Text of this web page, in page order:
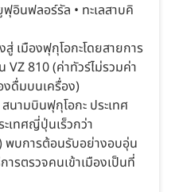
อินฟลอร์รัล • ทะเลสาบคิ
เมืองฟุกุโอกะโดยสายการ
VZ 810 (ค่าทัวร์ไม่รวมค่า
งดื่มบนเครื่อง)
นามบินฟุกุโอกะ ประเทศ
เทศญี่ปุ่นเร็วกว่า
พบการต้อนรับอย่างอบอุ่น
ารตรวจคนเข้าเมืองเป็นที่